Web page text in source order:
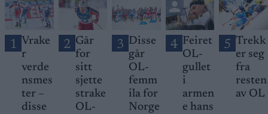
1 Vrake
r
verde
nsmes
ter –
disse
2 Går
for
sitt
sjette
strake
OL-
3 Disse
går
OL-
femm
ila for
Norge
4 Feiret
OL-
gullet
i
armen
e hans
5 Trekk
er seg
fra
resten
av OL